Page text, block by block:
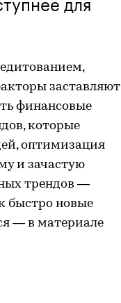
заставляют
финансовые
которые
оптимизация
и зачастую
трендов —
быстро новые
— в материале